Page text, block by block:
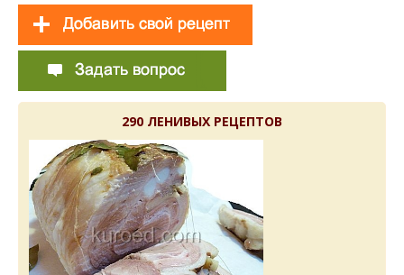
290 ЛЕНИВЫХ РЕЦЕПТОВ